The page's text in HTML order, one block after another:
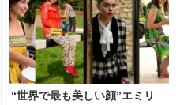
“世界で最も美しい顔”エミリ